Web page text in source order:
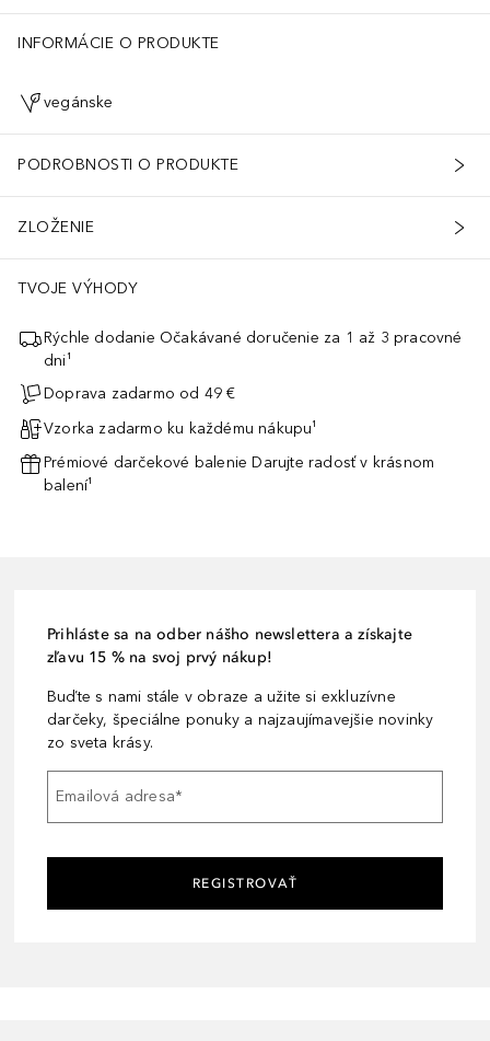
INFORMÁCIE O PRODUKTE
vegánske
PODROBNOSTI O PRODUKTE
ZLOŽENIE
TVOJE VÝHODY
Rýchle dodanie Očakávané doručenie za 1 až 3 pracovné
dni¹
Doprava zadarmo od 49 €
Vzorka zadarmo ku každému nákupu¹
Prémiové darčekové balenie Darujte radosť v krásnom
balení¹
Prihláste sa na odber nášho newslettera a získajte
zľavu 15 % na svoj prvý nákup!
Buďte s nami stále v obraze a užite si exkluzívne
darčeky, špeciálne ponuky a najzaujímavejšie novinky
zo sveta krásy.
Emailová adresa*
REGISTROVAŤ